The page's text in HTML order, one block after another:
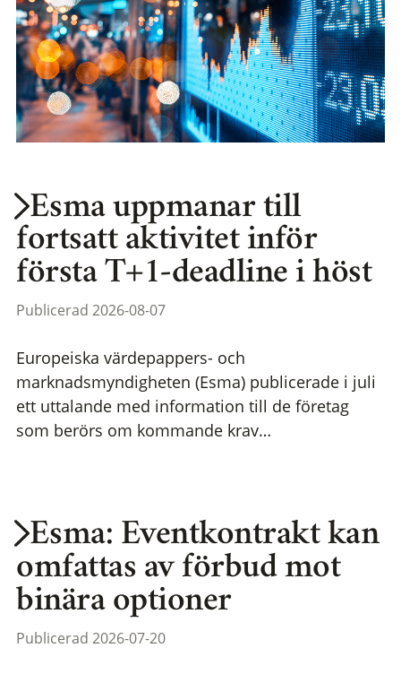
Esma uppmanar till
fortsatt aktivitet inför
första T+1-deadline i höst
Publicerad 2026-08-07
Europeiska värdepappers- och
marknadsmyndigheten (Esma) publicerade i juli
ett uttalande med information till de företag
som berörs om kommande krav…
Esma: Eventkontrakt kan
omfattas av förbud mot
binära optioner
Publicerad 2026-07-20